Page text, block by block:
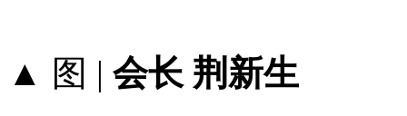
▲ 图 | 会长 荆新生